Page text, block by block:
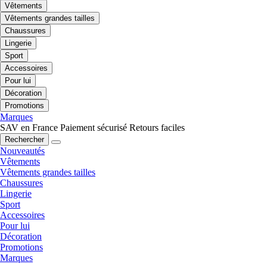
Vêtements
Vêtements grandes tailles
Chaussures
Lingerie
Sport
Accessoires
Pour lui
Décoration
Promotions
Marques
SAV en France Paiement sécurisé Retours faciles
Rechercher
Nouveautés
Vêtements
Vêtements grandes tailles
Chaussures
Lingerie
Sport
Accessoires
Pour lui
Décoration
Promotions
Marques